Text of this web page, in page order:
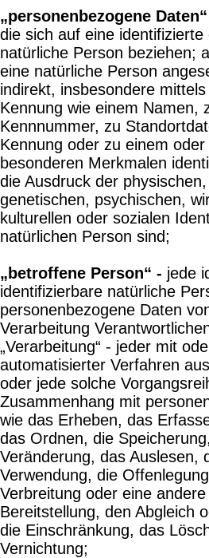
„personenbezogene Daten“
die sich auf eine
natürliche Person beziehen;
eine natürliche Person
indirekt, insbesondere
Kennung wie einem Namen,
Kennnummer, zu
Kennung oder zu einem
besonderen Merkmalen
die Ausdruck der
genetischen, psychischen,
kulturellen oder sozialen
natürlichen Person sind;
„betroffene Person“ - jede
identifizierbare natürliche
personenbezogene Daten
Verarbeitung
„Verarbeitung“ - jeder mit
automatisierter Verfahren
oder jede solche
Zusammenhang mit
wie das Erheben, das
das Ordnen, die
Veränderung, das Auslesen,
Verwendung, die
Verbreitung oder eine
Bereitstellung, den Abgleich
die Einschränkung, das
Vernichtung;